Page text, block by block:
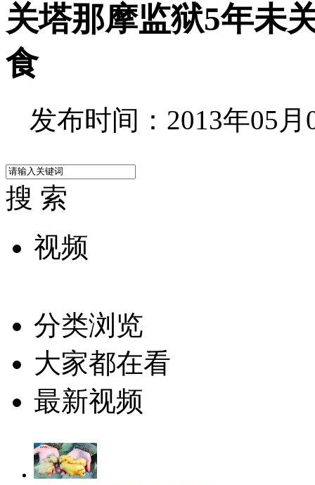
关塔那摩监狱5年未
食
发布时间：2013年05月
搜 索
视频
分类浏览
大家都在看
最新视频